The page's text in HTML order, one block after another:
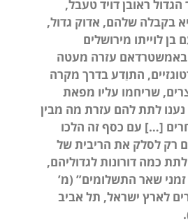
ראובן דויד טעבל,
בקבלה שלהם, אדוק גדול,
בן לוייתו מירושלים
באמשטרדאם עזרה מעטה
התוַדע בדרך מקרה
שריחמו עליו מפאת
לתת להם עזרת מה מבין
[…] עם כסף זה הלכו
רק לסלק את הריבית של
כמה דורונות לגדוליהם,
שאר התשלומים” (מ’
לארץ ישראל, תל אביב